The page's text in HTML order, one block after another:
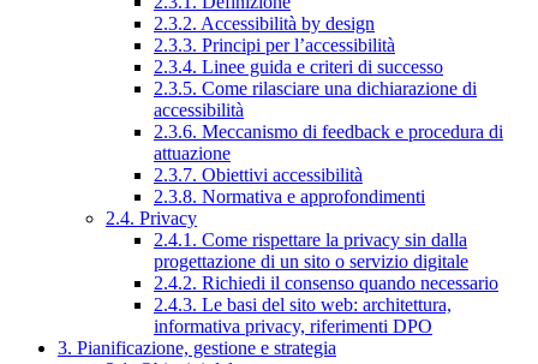
2.3.2. Accessibilità by design
2.3.3. Principi per l’accessibilità
2.3.4. Linee guida e criteri di successo
2.3.5. Come rilasciare una dichiarazione di
accessibilità
2.3.6. Meccanismo di feedback e procedura di
attuazione
2.3.7. Obiettivi accessibilità
2.3.8. Normativa e approfondimenti
2.4. Privacy
2.4.1. Come rispettare la privacy sin dalla
progettazione di un sito o servizio digitale
2.4.2. Richiedi il consenso quando necessario
2.4.3. Le basi del sito web: architettura,
informativa privacy, riferimenti DPO
3. Pianificazione, gestione e strategia